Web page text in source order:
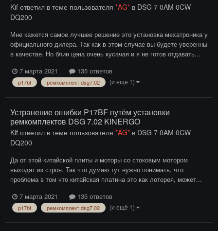
Kif ответил в теме пользователя *AG* в DSG 7 0AM 0CW
DQ200
Мне кажется самое лучшее решение это установка мехатроника у
официального дилера. Так как в этом случае вы будете уверенны
в качестве. Но блин цена очень кусачая и я не готов отдавать...
7 марта 2021
135 ответов
p17bf ремкомплект dsg7.02 (и ещё 1)
Устранение ошибки P17BF путём установки
ремкомплектов DSG 7.02 KINERGO
Kif ответил в теме пользователя *AG* в DSG 7 0AM 0CW
DQ200
Да от этой китайской плиты и моторы со стоковым мотором
выходят из строя. Так что думаю тут нужно понимать, что
проблема в том что китайская платина это как лотерея, может...
7 марта 2021
135 ответов
p17bf ремкомплект dsg7.02 (и ещё 1)